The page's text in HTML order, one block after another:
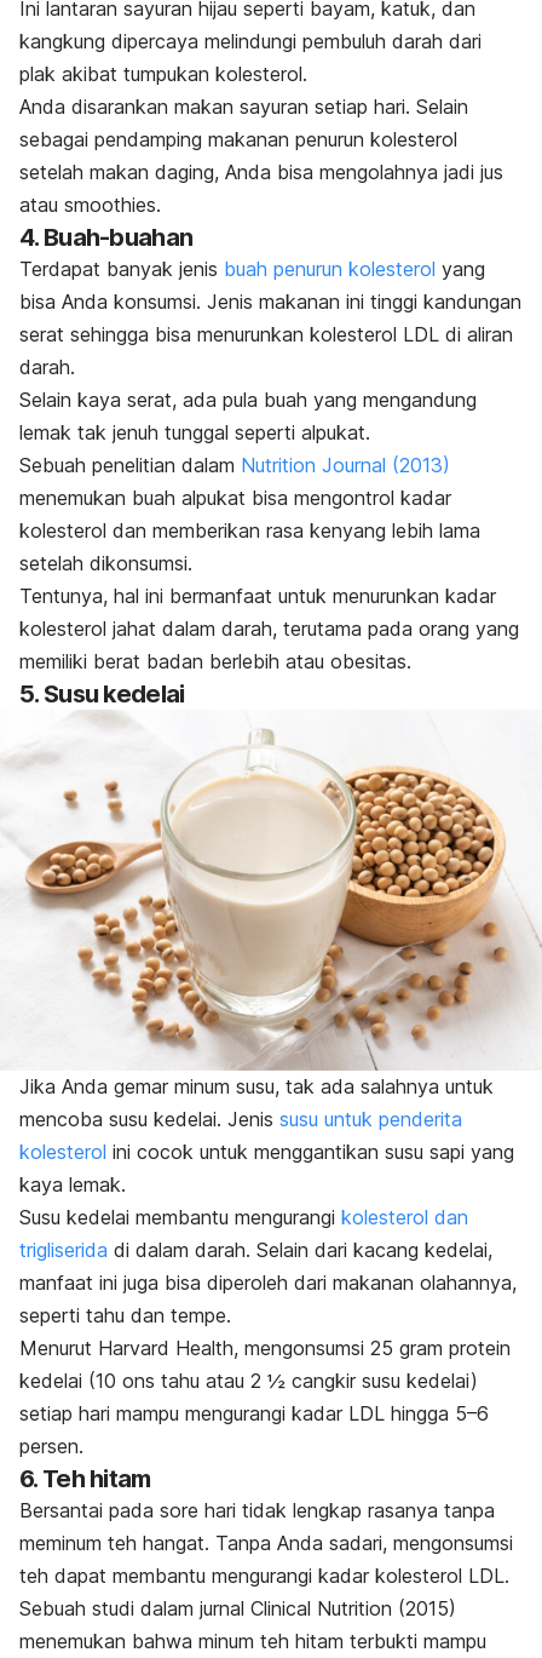
Ini lantaran sayuran hijau seperti bayam, katuk, dan
kangkung dipercaya melindungi pembuluh darah dari
plak akibat tumpukan kolesterol.
Anda disarankan makan sayuran setiap hari. Selain
sebagai pendamping makanan penurun kolesterol
setelah makan daging, Anda bisa mengolahnya jadi jus
atau smoothies.
4. Buah-buahan
Terdapat banyak jenis buah penurun kolesterol yang
bisa Anda konsumsi. Jenis makanan ini tinggi kandungan
serat sehingga bisa menurunkan kolesterol LDL di aliran
darah.
Selain kaya serat, ada pula buah yang mengandung
lemak tak jenuh tunggal seperti alpukat.
Sebuah penelitian dalam Nutrition Journal (2013)
menemukan buah alpukat bisa mengontrol kadar
kolesterol dan memberikan rasa kenyang lebih lama
setelah dikonsumsi.
Tentunya, hal ini bermanfaat untuk menurunkan kadar
kolesterol jahat dalam darah, terutama pada orang yang
memiliki berat badan berlebih atau obesitas.
5. Susu kedelai
Jika Anda gemar minum susu, tak ada salahnya untuk
mencoba susu kedelai. Jenis susu untuk penderita
kolesterol ini cocok untuk menggantikan susu sapi yang
kaya lemak.
Susu kedelai membantu mengurangi kolesterol dan
trigliserida di dalam darah. Selain dari kacang kedelai,
manfaat ini juga bisa diperoleh dari makanan olahannya,
seperti tahu dan tempe.
Menurut Harvard Health, mengonsumsi 25 gram protein
kedelai (10 ons tahu atau 2 ½ cangkir susu kedelai)
setiap hari mampu mengurangi kadar LDL hingga 5–6
persen.
6. Teh hitam
Bersantai pada sore hari tidak lengkap rasanya tanpa
meminum teh hangat. Tanpa Anda sadari, mengonsumsi
teh dapat membantu mengurangi kadar kolesterol LDL.
Sebuah studi dalam jurnal Clinical Nutrition (2015)
menemukan bahwa minum teh hitam terbukti mampu